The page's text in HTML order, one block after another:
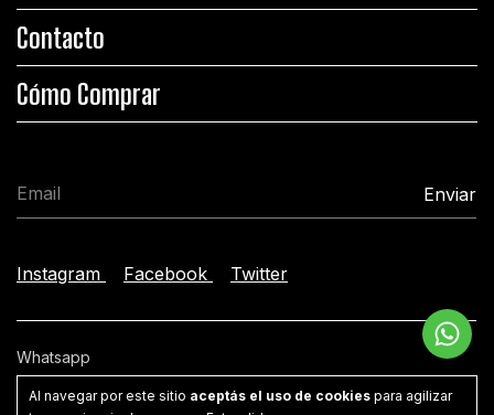
Al navegar por este sitio aceptás el uso de cookies para agilizar
Contacto
Cómo Comprar
Instagram Facebook Twitter
Whatsapp
541149706904